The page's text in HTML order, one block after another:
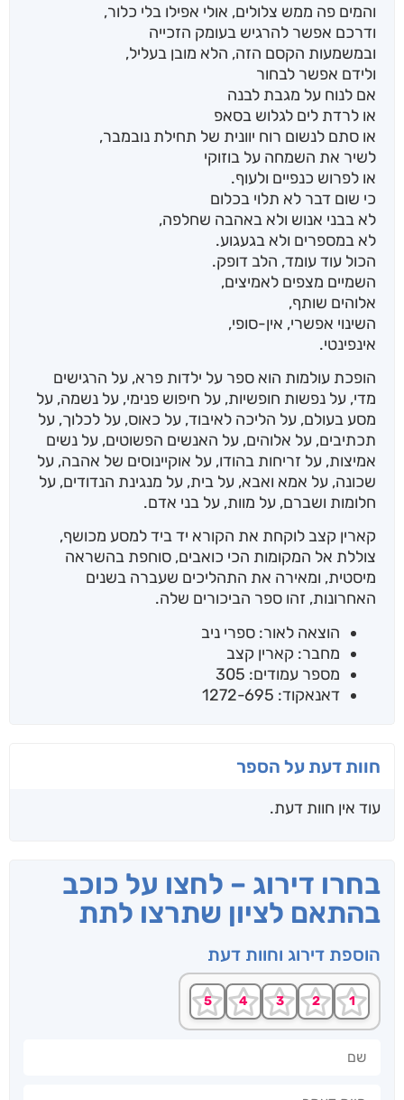
והמים פה ממש צלולים, אולי אפילו בלי כלור,
ודרכם אפשר להרגיש בעומק הזכייה
ובמשמעות הקסם הזה, הלא מובן בעליל,
ולידם אפשר לבחור
אם לנוח על מגבת לבנה
או לרדת לים לגלוש בסאפ
או סתם לנשום רוח יוונית של תחילת נובמבר,
לשיר את השמחה על בוזוקי
או לפרוש כנפיים ולעוף.
כי שום דבר לא תלוי בכלום
לא בבני אנוש ולא באהבה שחלפה,
לא במספרים ולא בגעגוע.
הכול עוד עומד, הלב דופק.
השמיים מצפים לאמיצים,
אלוהים שותף,
השינוי אפשרי, אין-סופי,
אינפינטי.
הופכת עולמות הוא ספר על ילדות פרא, על הרגישים
מדי, על נפשות חופשיות, על חיפוש פנימי, על נשמה, על
מסע בעולם, על הליכה לאיבוד, על כאוס, על לכלוך, על
תכתיבים, על אלוהים, על האנשים הפשוטים, על נשים
אמיצות, על זריחות בהודו, על אוקיינוסים של אהבה, על
שכונה, על אמא ואבא, על בית, על מנגינת הנדודים, על
חלומות ושברם, על מוות, על בני אדם.
קארין קצב לוקחת את הקורא יד ביד למסע מכושף,
צוללת אל המקומות הכי כואבים, סוחפת בהשראה
מיסטית, ומאירה את התהליכים שעברה בשנים
האחרונות, זהו ספר הביכורים שלה.
הוצאה לאור: ספרי ניב
מחבר: קארין קצב
מספר עמודים: 305
דאנאקוד: 1272-695
חוות דעת על הספר
עוד אין חוות דעת.
בחרו דירוג – לחצו על כוכב
בהתאם לציון שתרצו לתת
הוספת דירוג וחוות דעת